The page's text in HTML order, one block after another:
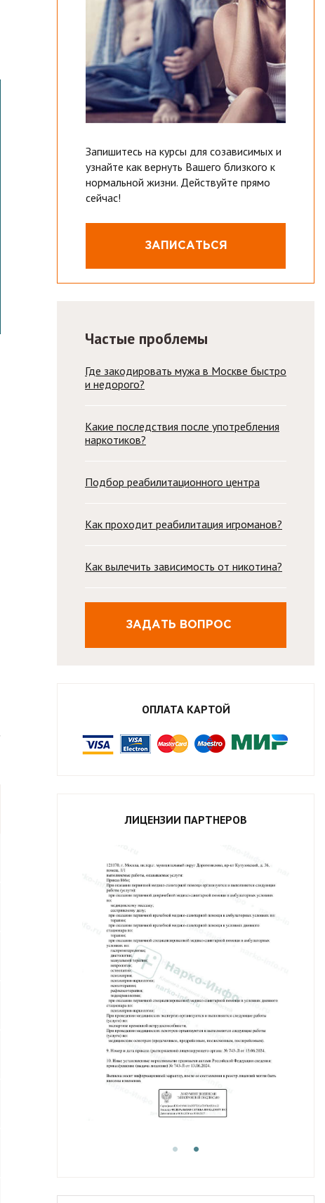
Запишитесь на курсы для созависимых и
узнайте как вернуть Вашего близкого к
нормальной жизни. Действуйте прямо
сейчас!
ЗАПИСАТЬСЯ
Частые проблемы
Где закодировать мужа в Москве быстро
и недорого?
Какие последствия после употребления
наркотиков?
Подбор реабилитационного центра
Как проходит реабилитация игроманов?
Как вылечить зависимость от никотина?
ЗАДАТЬ ВОПРОС
ОПЛАТА КАРТОЙ
ЛИЦЕНЗИИ ПАРТНЕРОВ